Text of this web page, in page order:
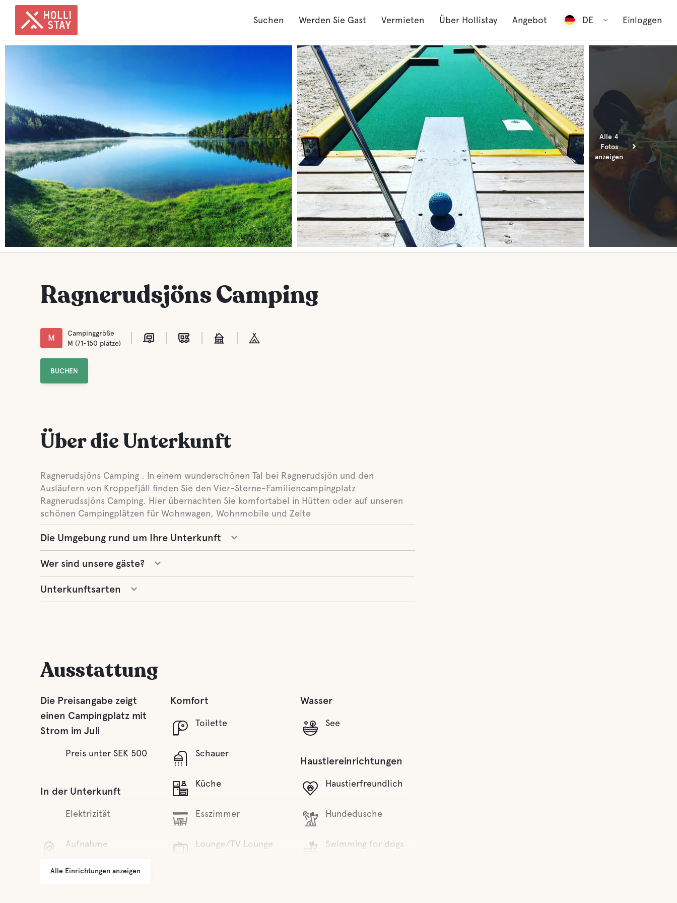
Suchen Werden Sie Gast Vermieten Über Hollistay Angebot DE Einloggen
Alle 4
Fotos
anzeigen
Ragnerudsjöns Camping
M
Campinggröße
M (71-150 plätze)
BUCHEN
Über die Unterkunft
Ragnerudsjöns Camping . In einem wunderschönen Tal bei Ragnerudsjön und den
Ausläufern von Kroppefjäll finden Sie den Vier-Sterne-Familiencampingplatz
Ragnerudssjöns Camping. Hier übernachten Sie komfortabel in Hütten oder auf unseren
schönen Campingplätzen für Wohnwagen, Wohnmobile und Zelte
Die Umgebung rund um Ihre Unterkunft
Wer sind unsere gäste?
Unterkunftsarten
Ausstattung
Die Preisangabe zeigt
einen Campingplatz mit
Strom im Juli
Preis unter SEK 500
In der Unterkunft
Elektrizität
Aufnahme
WLAN
Komfort
Toilette
Schauer
Küche
Esszimmer
Lounge/TV Lounge
Wasser
See
Haustiereinrichtungen
Haustierfreundlich
Hundedusche
Swimming for dogs
Alle Einrichtungen anzeigen